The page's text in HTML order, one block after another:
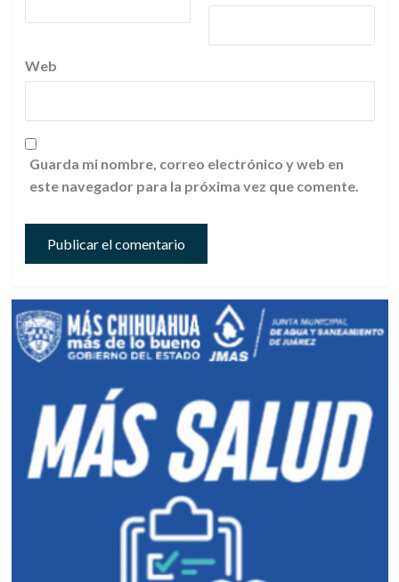
Web
Guarda mi nombre, correo electrónico y web en
este navegador para la próxima vez que comente.